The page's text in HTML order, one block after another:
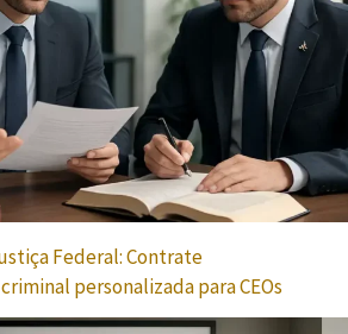
Federal: Contrate
personalizada para CEOs